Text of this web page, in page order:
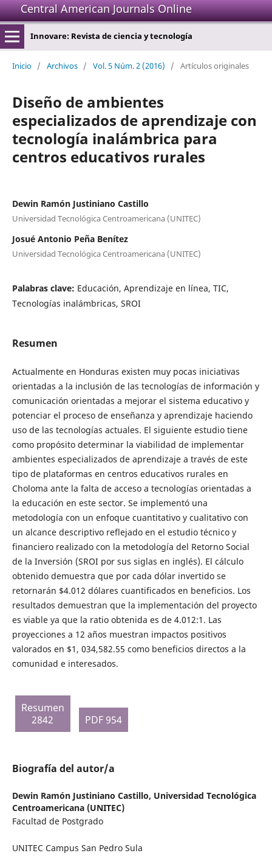
Central American Journals Online
Innovare: Revista de ciencia y tecnología
Inicio / Archivos / Vol. 5 Núm. 2 (2016) / Artículos originales
Diseño de ambientes
especializados de aprendizaje con
tecnología inalámbrica para
centros educativos rurales
Dewin Ramón Justiniano Castillo
Universidad Tecnológica Centroamericana (UNITEC)
Josué Antonio Peña Benítez
Universidad Tecnológica Centroamericana (UNITEC)
Palabras clave: Educación, Aprendizaje en línea, TIC,
Tecnologías inalámbricas, SROI
Resumen
Actualmente en Honduras existen muy pocas iniciativas
orientadas a la inclusión de las tecnologías de información y
comunicación orientadas a mejorar el sistema educativo y
potenciar el proceso de enseñanza y aprendizaje haciendo
uso de las tecnologías actuales. El siguiente estudio tiene
como propósito determinar la viabilidad de implementar
ambientes especializados de aprendizaje a través de este
tipo de plataformas en centros educativos rurales en
Choloma ante la falta de acceso a tecnologías orientadas a
la educación en este sector. Se implementó una
metodología con un enfoque cuantitativo y cualitativo con
un alcance descriptivo reflejado en el estudio técnico y
financiero realizado con la metodología del Retorno Social
de la Inversión (SROI por sus siglas en inglés). El cálculo
obtenido demuestra que por cada dólar invertido se
retornarán $4.012 dólares cuantificados en beneficios. Los
resultados demuestran que la implementación del proyecto
es viable ya que la ratio obtenida es de 4.012:1. Las
proyecciones a 12 años muestran impactos positivos
valorados en $1, 034,582.55 como beneficios directos a la
comunidad e interesados.
Resumen
2842
PDF 954
Biografía del autor/a
Dewin Ramón Justiniano Castillo, Universidad Tecnológica
Centroamericana (UNITEC)
Facultad de Postgrado
UNITEC Campus San Pedro Sula